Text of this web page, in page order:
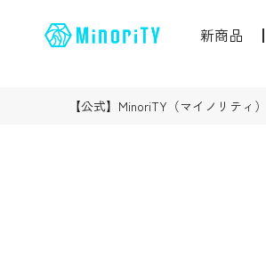
新商品
【公式】MinoriTY（マイノリティ）